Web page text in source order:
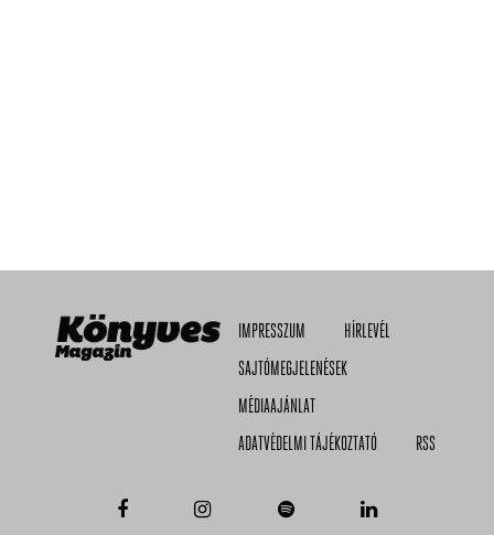
IMPRESSZUM
HÍRLEVÉL
SAJTÓMEGJELENÉSEK
MÉDIAAJÁNLAT
ADATVÉDELMI TÁJÉKOZTATÓ
RSS